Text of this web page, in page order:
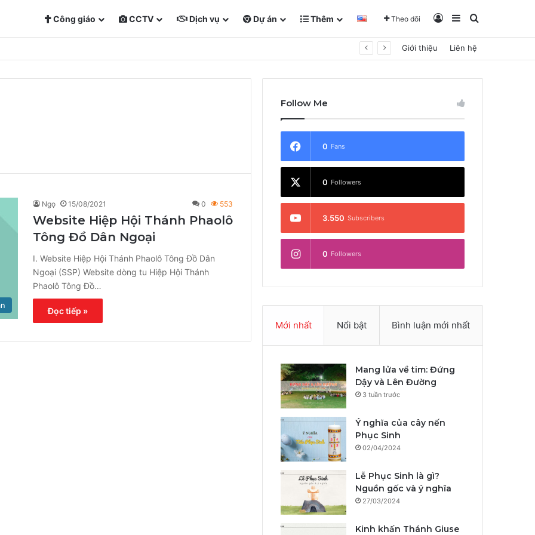
Công giáo CCTV Dịch vụ Dự án Thêm Theo dõi Đăng Nhập
SidebarTìm kiếm
Giới thiệu Liên hệ
Ngọ 15/08/2021 0 553
Website Hiệp Hội Thánh Phaolô
Tông Đồ Dân Ngoại
I. Website Hiệp Hội Thánh Phaolô Tông Đồ Dân
Ngoại (SSP) Website dòng tu Hiệp Hội Thánh
Phaolô Tông Đồ…
Đọc tiếp »
Follow Me
0 Fans
0 Followers
3.550 Subscribers
0 Followers
Mới nhất Nổi bật Bình luận mới nhất
Mang lửa về tim: Đứng
Dậy và Lên Đường
3 tuần trước
Ý nghĩa của cây nến
Phục Sinh
02/04/2024
Lễ Phục Sinh là gì?
Nguồn gốc và ý nghĩa
27/03/2024
Kinh khấn Thánh Giuse